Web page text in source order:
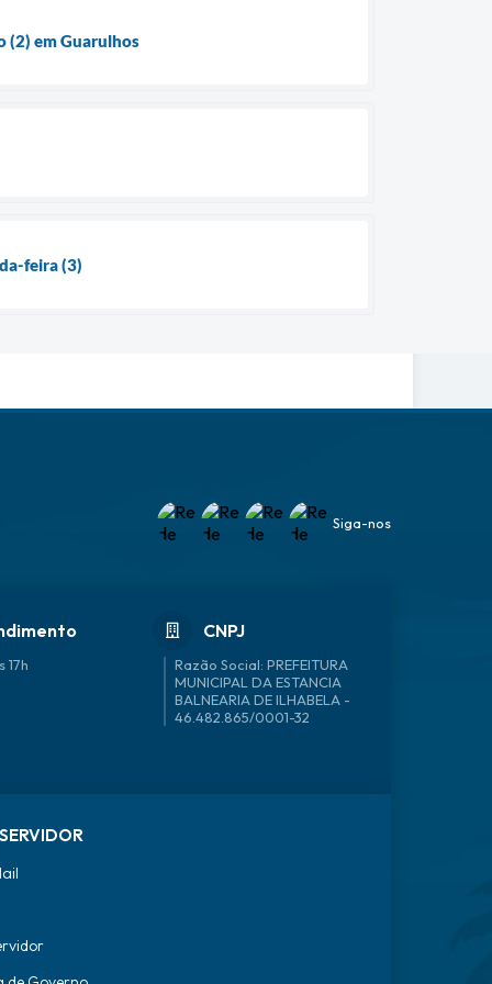
(2) em Guarulhos
feira (3)
17h
CNPJ
46.482.865/0001-32
Siga-nos
SERVIDOR